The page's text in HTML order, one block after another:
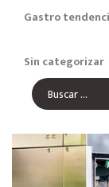
Gastro
Sin categorizar